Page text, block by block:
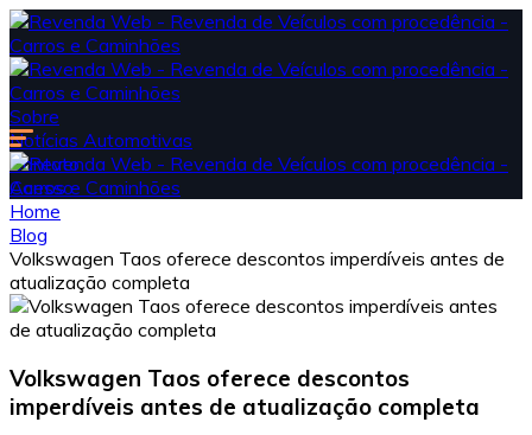
Sobre
Notícias Automotivas
Contato
Acesso
Home
Blog
Volkswagen Taos oferece descontos imperdíveis antes de
atualização completa
Volkswagen Taos oferece descontos
imperdíveis antes de atualização completa